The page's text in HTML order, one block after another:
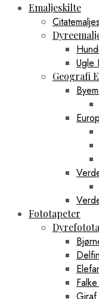
Emaljeskilte
Ugle
Geografi
Fototapeter
Giraf